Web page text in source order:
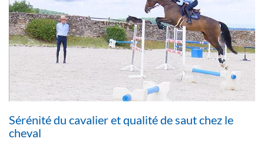
Sérénité du cavalier et qualité de saut chez le
cheval